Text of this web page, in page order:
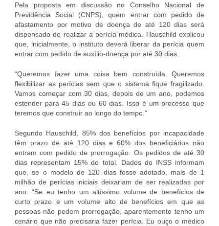
Pela proposta em discussão no Conselho Nacional de
Previdência Social (CNPS), quem entrar com pedido de
afastamento por motivo de doença de até 120 dias será
dispensado de realizar a perícia médica. Hauschild explicou
que, inicialmente, o instituto deverá liberar da perícia quem
entrar com pedido de auxílio-doença por até 30 dias.
“Queremos fazer uma coisa bem construída. Queremos
flexibilizar as perícias sem que o sistema fique fragilizado.
Vamos começar com 30 dias, depois de um ano, podemos
estender para 45 dias ou 60 dias. Isso é um processo que
teremos que construir ao longo do tempo.”
Segundo Hauschild, 85% dos benefícios por incapacidade
têm prazo de até 120 dias e 60% dos beneficiários não
entram com pedido de prorrogação. Os pedidos de até 30
dias representam 15% do total. Dados do INSS informam
que, se o modelo de 120 dias fosse adotado, mais de 1
milhão de perícias iniciais deixariam de ser realizadas por
ano. “Se eu tenho um altíssimo volume de benefícios de
curto prazo e um volume alto de benefícios em que as
pessoas não pedem prorrogação, aparentemente tenho um
cenário que não precisaria fazer perícia. Eu ouço o médico